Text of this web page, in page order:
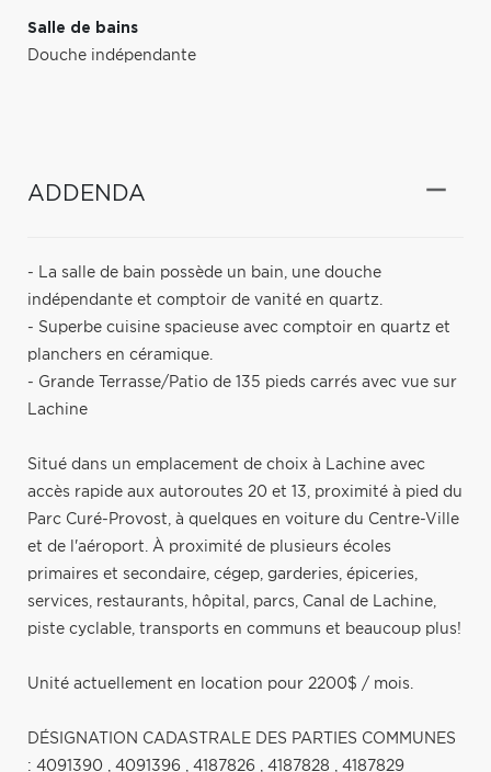
Salle de bains
Douche indépendante
ADDENDA
- La salle de bain possède un bain, une douche
indépendante et comptoir de vanité en quartz.
- Superbe cuisine spacieuse avec comptoir en quartz et
planchers en céramique.
- Grande Terrasse/Patio de 135 pieds carrés avec vue sur
Lachine
Situé dans un emplacement de choix à Lachine avec
accès rapide aux autoroutes 20 et 13, proximité à pied du
Parc Curé-Provost, à quelques en voiture du Centre-Ville
et de l'aéroport. À proximité de plusieurs écoles
primaires et secondaire, cégep, garderies, épiceries,
services, restaurants, hôpital, parcs, Canal de Lachine,
piste cyclable, transports en communs et beaucoup plus!
Unité actuellement en location pour 2200$ / mois.
DÉSIGNATION CADASTRALE DES PARTIES COMMUNES
: 4091390 , 4091396 , 4187826 , 4187828 , 4187829